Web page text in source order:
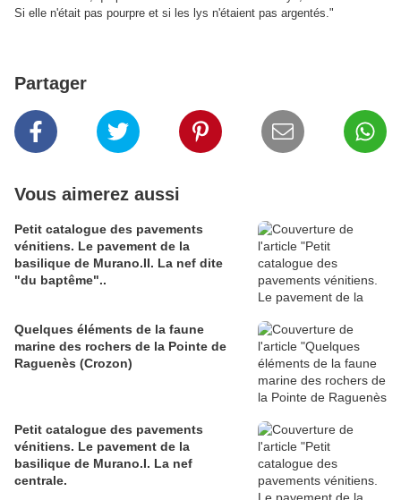
Si elle n'était pas pourpre et si les lys n'étaient pas argentés."
Partager
Vous aimerez aussi
Petit catalogue des pavements
vénitiens. Le pavement de la
basilique de Murano.II. La nef dite
"du baptême"..
Quelques éléments de la faune
marine des rochers de la Pointe de
Raguenès (Crozon)
Petit catalogue des pavements
vénitiens. Le pavement de la
basilique de Murano.I. La nef
centrale.